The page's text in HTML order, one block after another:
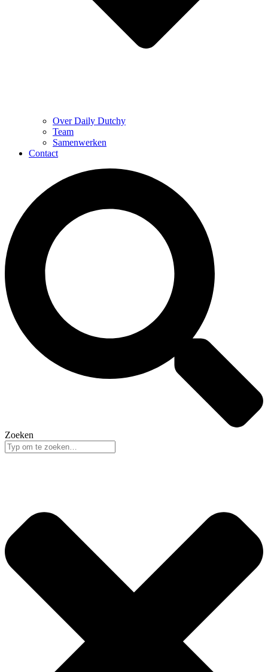
Over Daily Dutchy
Team
Samenwerken
Contact
Zoeken